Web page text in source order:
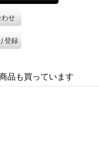
せ
登録
品も買っています